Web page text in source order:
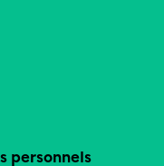
personnels